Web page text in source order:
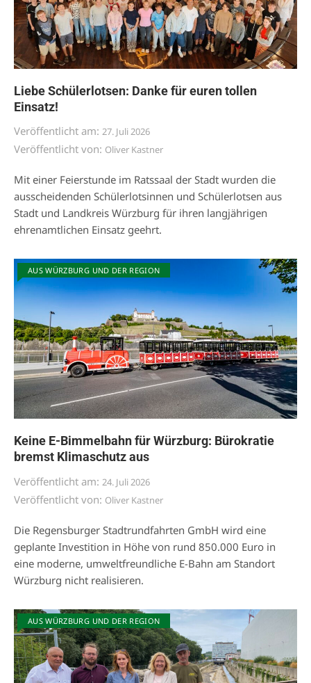
Liebe Schülerlotsen: Danke für euren tollen
Einsatz!
Veröffentlicht am: 27. Juli 2026
Veröffentlicht von: Oliver Kastner
Mit einer Feierstunde im Ratssaal der Stadt wurden die
ausscheidenden Schülerlotsinnen und Schülerlotsen aus
Stadt und Landkreis Würzburg für ihren langjährigen
ehrenamtlichen Einsatz geehrt.
AUS WÜRZBURG UND DER REGION
Keine E-Bimmelbahn für Würzburg: Bürokratie
bremst Klimaschutz aus
Veröffentlicht am: 24. Juli 2026
Veröffentlicht von: Oliver Kastner
Die Regensburger Stadtrundfahrten GmbH wird eine
geplante Investition in Höhe von rund 850.000 Euro in
eine moderne, umweltfreundliche E-Bahn am Standort
Würzburg nicht realisieren.
AUS WÜRZBURG UND DER REGION